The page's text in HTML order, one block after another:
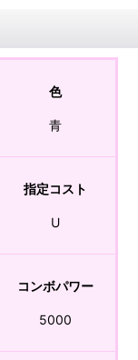
色
青
指定コスト
U
コンボパワー
5000